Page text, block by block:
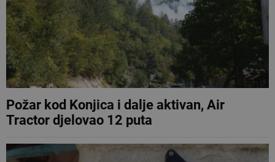
Požar kod Konjica i dalje aktivan, Air
Tractor djelovao 12 puta